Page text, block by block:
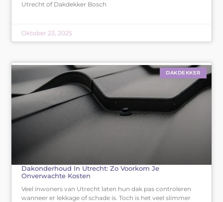
Utrecht of Dakdekker Bosch
Oktober 23, 2025
DAKDEKKER
Dakonderhoud In Utrecht: Zo Voorkom Je
Onverwachte Kosten
Veel inwoners van Utrecht laten hun dak pas controleren
wanneer er lekkage of schade is. Toch is het veel slimmer